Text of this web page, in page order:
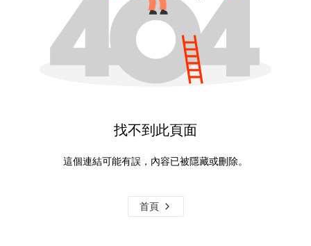
找不到此頁面
這個連結可能有誤，內容已被隱藏或刪除。
首頁